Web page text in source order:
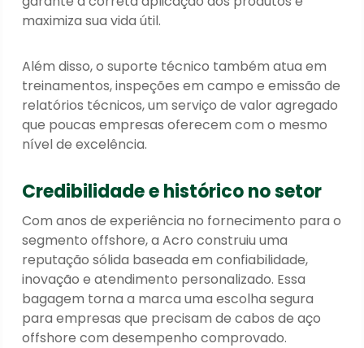
maximiza sua vida útil.
Além disso, o suporte técnico também atua em
treinamentos, inspeções em campo e emissão de
relatórios técnicos, um serviço de valor agregado
que poucas empresas oferecem com o mesmo
nível de excelência.
Credibilidade e histórico no setor
Com anos de experiência no fornecimento para o
segmento offshore, a Acro construiu uma
reputação sólida baseada em confiabilidade,
inovação e atendimento personalizado. Essa
bagagem torna a marca uma escolha segura
para empresas que precisam de cabos de aço
offshore com desempenho comprovado.